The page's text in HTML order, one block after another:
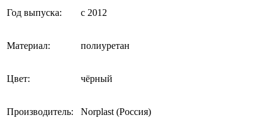
Год выпуска: с 2012
Материал: полиуретан
Цвет: чёрный
Производитель: Norplast (Россия)